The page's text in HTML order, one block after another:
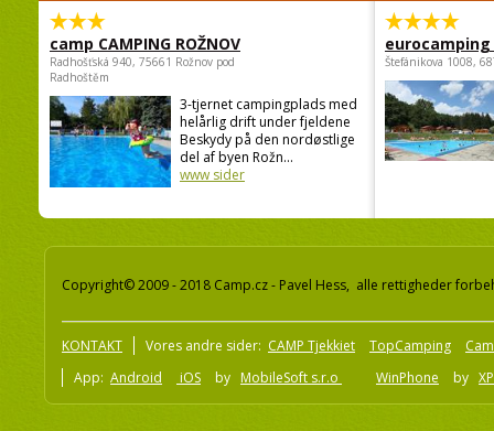
camp CAMPING ROŽNOV
Radhošťská 940, 75661 Rožnov pod
Radhoštěm
3-tjernet campingplads med
helårlig drift under fjeldene
Beskydy på den nordøstlige
del af byen Rožn...
www sider
Štefánikova 1008,
Copyright© 2009 - 2018 Camp.cz - Pavel Hess, alle rettigheder
KONTAKT Vores andre sider: CAMP Tjekkiet TopCamping
App: Android iOS by MobileSoft s.r.o WinPhone by